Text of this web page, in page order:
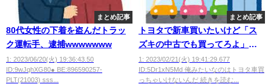
まとめ記事
80代女性の下着を盗んだトラッ
ク運転手、逮捕wwwwwww
1: 2023/06/20(火) 19:36:43.50
ID:9wJqhXG80● BE:896590257-
PLT(21003) sss...
まとめ記事
トヨタで新車買いたいけど「ス
ズキの中古でも買ってろよ」っ
て思われそうでディーラーに行
けない
1: 2023/02/21(火) 19:41:29.677
ID:5Dr1xN5Md 俺みたいなのはトヨタ車買
っちゃいけないんだ 続きを読む...